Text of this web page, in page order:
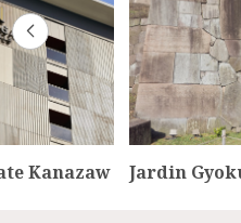
Kanazaw Jardin